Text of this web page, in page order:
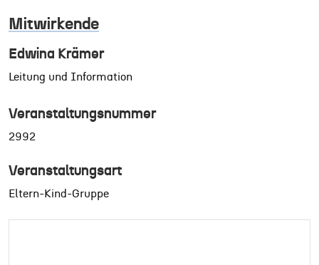
Mitwirkende
Edwina Krämer
Leitung und Information
Veranstaltungsnummer
2992
Veranstaltungsart
Eltern-Kind-Gruppe